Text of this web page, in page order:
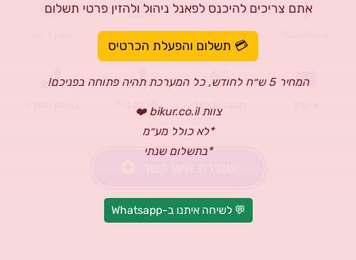
אתם צריכים להיכנס לפאנל ניהול ולהזין פרטי תשלום
💳 תשלום והפעלת הכרטיס
המחיר 5 ש״ח לחודש, כל המערכת תהיה פתוחה בפניכם!
צוות bikur.co.il ❤️
*לא כולל מע״מ
*בתשלום שנתי
💬 לשיחה איתנו ב-Whatsapp
Linkedin
Instagram
Whatsapp טלפון נייד